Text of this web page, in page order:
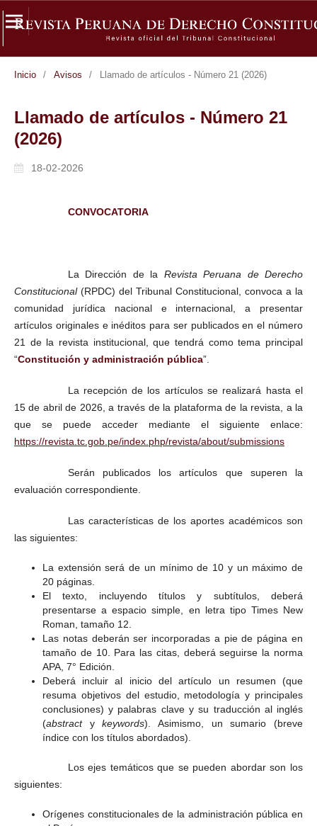
Inicio / Avisos / Llamado de artículos - Número 21 (2026)
Llamado de artículos - Número 21
(2026)
18-02-2026
CONVOCATORIA
La Dirección de la Revista Peruana de Derecho
Constitucional(RPDC) del Tribunal Constitucional, convoca a la
comunidad jurídica nacional e internacional, a presentar
artículos originales e inéditos para ser publicados en el número
21 de la revista institucional, que tendrá como tema principal
“Constitución y administración pública”.
La recepción de los artículos se realizará hasta el
15 de abril de 2026, a través de la plataforma de la revista, a la
que se puede acceder mediante el siguiente enlace:
https://revista.tc.gob.pe/index.php/revista/about/submissions
Serán publicados los artículos que superen la
evaluación correspondiente.
Las características de los aportes académicos son
las siguientes:
La extensión será de un mínimo de 10 y un máximo de
20 páginas.
El texto, incluyendo títulos y subtítulos, deberá
presentarse a espacio simple, en letra tipo Times New
Roman, tamaño 12.
Las notas deberán ser incorporadas a pie de página en
tamaño de 10. Para las citas, deberá seguirse la norma
APA, 7° Edición.
Deberá incluir al inicio del artículo un resumen (que
resuma objetivos del estudio, metodología y principales
conclusiones) y palabras clave y su traducción al inglés
(abstract ykeywords). Asimismo, un sumario (breve
índice con los títulos abordados).
Los ejes temáticos que se pueden abordar son los
siguientes:
Orígenes constitucionales de la administración pública en